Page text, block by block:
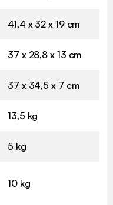
41,4 x 32 x 19 cm
37 x 28,8 x 13 cm
37 x 34,5 x 7 cm
13,5 kg
5 kg
10 kg